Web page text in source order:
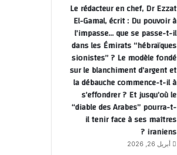
Le rédacteur en chef, Dr Ezzat
El-Gamal, écrit : Du pouvoir à
l’impasse… que se passe-t-il
dans les Émirats “hébraïques
sionistes” ? Le modèle fondé
sur le blanchiment d’argent et
la débauche commence-t-il à
s’effondrer ? Et jusqu’où le
“diable des Arabes” pourra-t-
il tenir face à ses maîtres
iraniens ?
أبريل 26, 2026